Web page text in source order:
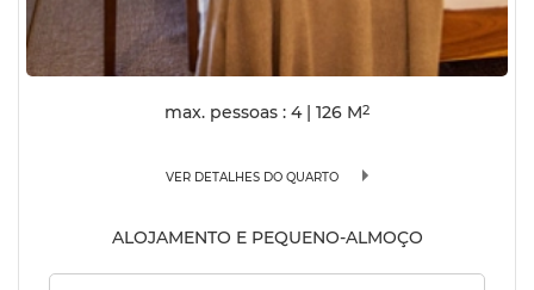
max. pessoas : 4 | 126 M2
VER DETALHES DO QUARTO
ALOJAMENTO E PEQUENO-ALMOÇO